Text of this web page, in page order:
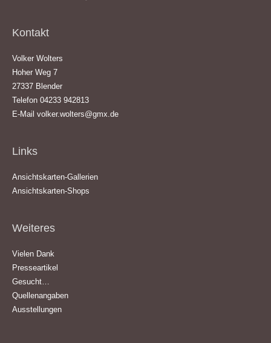
Kontakt
Volker Wolters
Hoher Weg 7
27337 Blender
Telefon 04233 942813
E-Mail volker.wolters@gmx.de
Links
Ansichtskarten-Gallerien
Ansichtskarten-Shops
Weiteres
Vielen Dank
Presseartikel
Gesucht…
Quellenangaben
Ausstellungen